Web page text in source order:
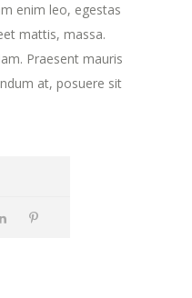
enim leo, egestas
mattis, massa.
Praesent mauris
at, posuere sit